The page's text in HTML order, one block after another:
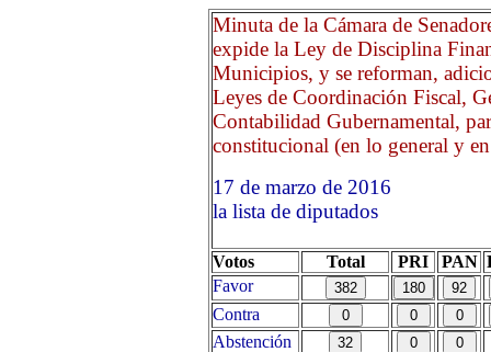
Minuta de la Cámara de
expide la Ley de Disciplina
Municipios, y se reforman,
Leyes de Coordinación Fiscal,
Contabilidad Gubernamental,
constitucional (en lo general y
17 de marzo de 2016
la lista de diputados
Votos Total PRI PAN
Favor
Contra
Abstención